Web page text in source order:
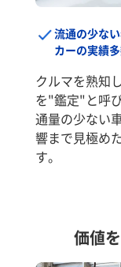
流通の少な
カーの実績
クルマを熟知
を"鑑定"と呼
通量の少ない
響まで見極め
す。
価値